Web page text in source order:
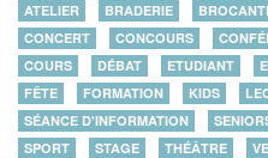
ATELIER BRADERIE
CONCERT
CONCOURS
COURS
DÉBAT ETUDIANT
FÊTE
FORMATION KIDS
SÉANCE D'INFORMATION
SPORT
STAGE THÉÂTRE